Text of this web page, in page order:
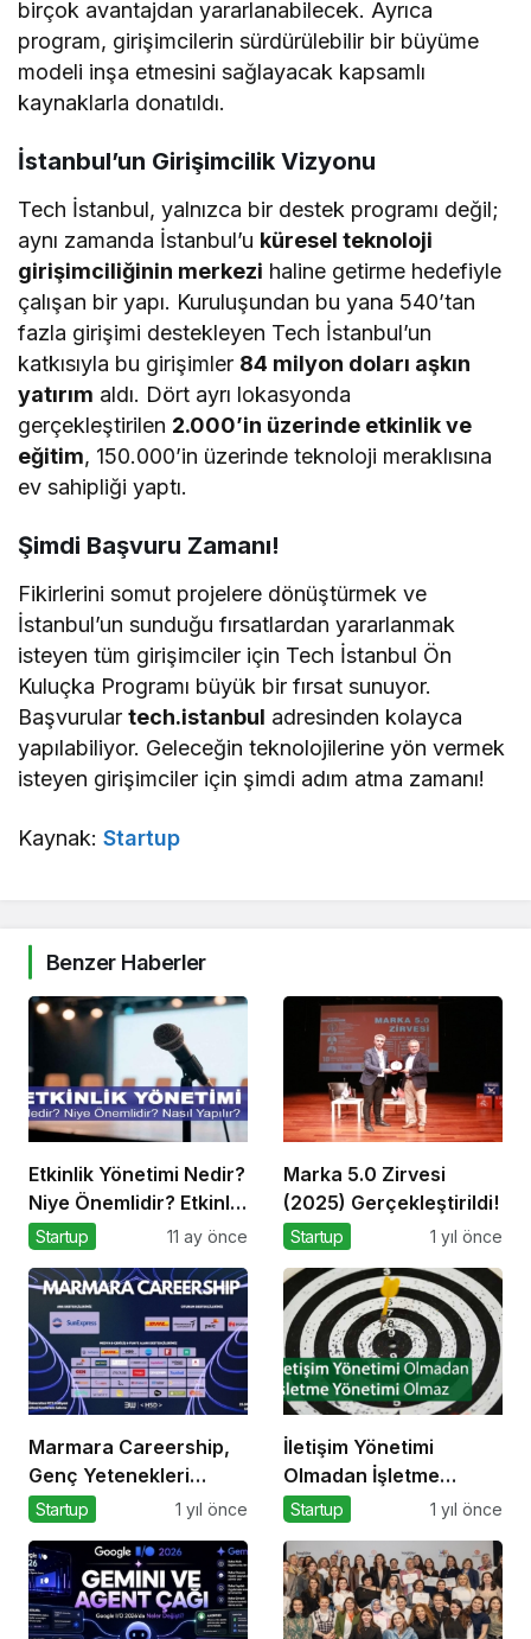
birçok avantajdan yararlanabilecek. Ayrıca
program, girişimcilerin sürdürülebilir bir büyüme
modeli inşa etmesini sağlayacak kapsamlı
kaynaklarla donatıldı.
İstanbul’un Girişimcilik Vizyonu
Tech İstanbul, yalnızca bir destek programı değil;
aynı zamanda İstanbul’u küresel teknoloji
girişimciliğinin merkezi haline getirme hedefiyle
çalışan bir yapı. Kuruluşundan bu yana 540’tan
fazla girişimi destekleyen Tech İstanbul’un
katkısıyla bu girişimler 84 milyon doları aşkın
yatırım aldı. Dört ayrı lokasyonda
gerçekleştirilen 2.000’in üzerinde etkinlik ve
eğitim, 150.000’in üzerinde teknoloji meraklısına
ev sahipliği yaptı.
Şimdi Başvuru Zamanı!
Fikirlerini somut projelere dönüştürmek ve
İstanbul’un sunduğu fırsatlardan yararlanmak
isteyen tüm girişimciler için Tech İstanbul Ön
Kuluçka Programı büyük bir fırsat sunuyor.
Başvurulartech.istanbul adresinden kolayca
yapılabiliyor. Geleceğin teknolojilerine yön vermek
isteyen girişimciler için şimdi adım atma zamanı!
Kaynak:Startup
Benzer Haberler
Etkinlik Yönetimi Nedir?
Niye Önemlidir? Etkinlik
Yönetimi Nasıl Yapılır?
Startup 11 ay önce
Marka 5.0 Zirvesi
(2025) Gerçekleştirildi!
Startup 1 yıl önce
Marmara Careership,
Genç Yetenekleri
Geleceğin İş
Buluşturuyor!
Startup 1 yıl önce
İletişim Yönetimi
Olmadan İşletme
Yönetimi Olmaz
Startup 1 yıl önce